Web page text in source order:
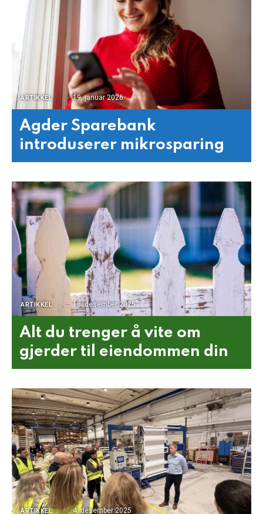
ARTIKKEL 19. januar 2026
Agder Sparebank
introduserer mikrosparing
ARTIKKEL 18. desember 2025
Alt du trenger å vite om
gjerder til eiendommen din
ARTIKKEL 4. desember 2025